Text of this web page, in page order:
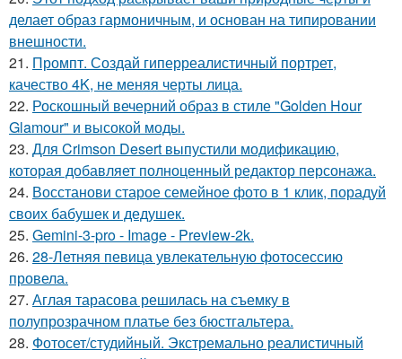
делает образ гармоничным, и основан на типировании
внешности.
21. Промпт. Создай гиперреалистичный портрет,
качество 4K, не меняя черты лица.
22. Роскошный вечерний образ в стиле "Golden Hour
Glamour" и высокой моды.
23. Для Crimson Desert выпустили модификацию,
которая добавляет полноценный редактор персонажа.
24. Восстанови старое семейное фото в 1 клик, порадуй
своих бабушек и дедушек.
25. Gemini-3-pro - Image - Preview-2k.
26. 28-Летняя певица увлекательную фотосессию
провела.
27. Аглая тарасова решилась на съемку в
полупрозрачном платье без бюстгальтера.
28. Фотосет/студийный. Экстремально реалистичный